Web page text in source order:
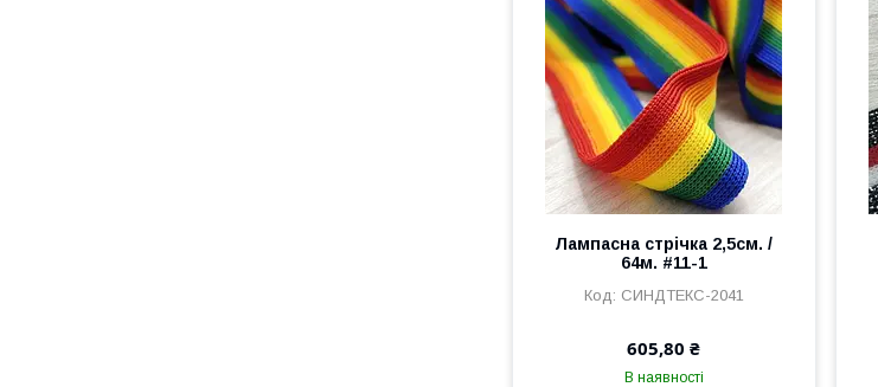
Лампасна стрічка 2,5см. /
64м. #11-1
СИНДТЕКС-2041
605,80 ₴
В наявності